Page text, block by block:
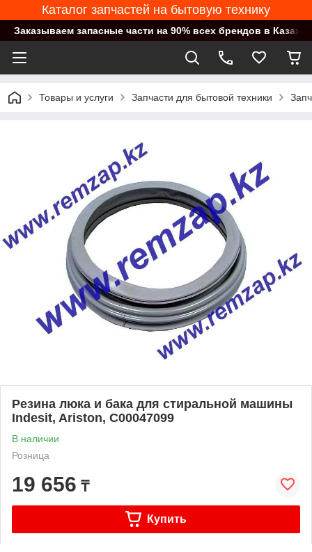
Каталог запчастей на бытовую технику
Заказываем запасные части на 90% всех брендов в
Товары и услуги Запчасти для бытовой техники
Резина люка и бака для стиральной машины
Indesit, Ariston, С00047099
В наличии
Розница
19 656 ₸
Купить